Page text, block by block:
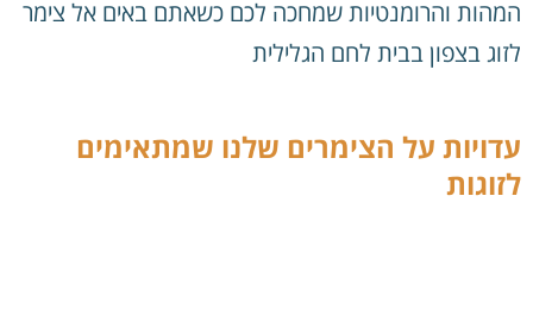
המהות והרומנטיות שמחכה לכם כשאתם באים אל צימר
לזוג בצפון בבית לחם הגלילית
עדויות על הצימרים שלנו שמתאימים
לזוגות